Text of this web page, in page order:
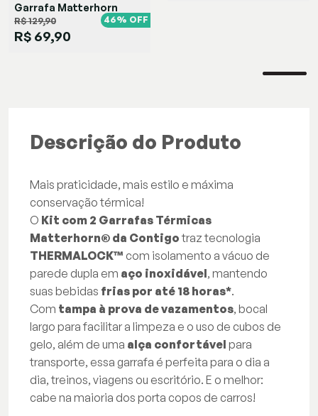
Garrafa Matterhorn
Black
R$ 129,90
R$ 69,90
46% OFF
Descrição do Produto
Mais praticidade, mais estilo e máxima
conservação térmica!
O Kit com 2 Garrafas Térmicas
Matterhorn® da Contigotraz tecnologia
THERMALOCK™ com isolamento a vácuo de
parede dupla em aço inoxidável, mantendo
suas bebidas frias por até 18 horas*.
Com tampa à prova de vazamentos, bocal
largo para facilitar a limpeza e o uso de cubos de
gelo, além de uma alça confortável para
transporte, essa garrafa é perfeita para o dia a
dia, treinos, viagens ou escritório. E o melhor:
cabe na maioria dos porta copos de carros!